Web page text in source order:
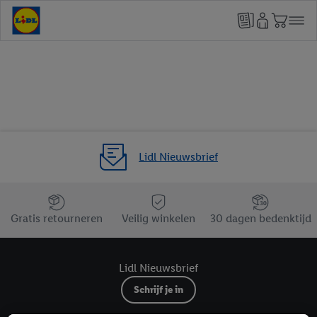
Lidl Nieuwsbrief
Jouw voordelen bij ons als Lidl webshop klant
Gratis retourneren
Veilig winkelen 30 dagen bedenktijd
Lidl Nieuwsbrief
Schrijf je in